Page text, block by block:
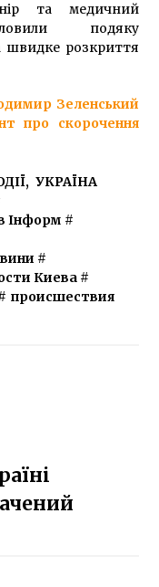
та медичний
подяку
швидке розкриття
Зеленський
про скорочення
, УКРАЇНА
Інформ #
#
Киева#
происшествия